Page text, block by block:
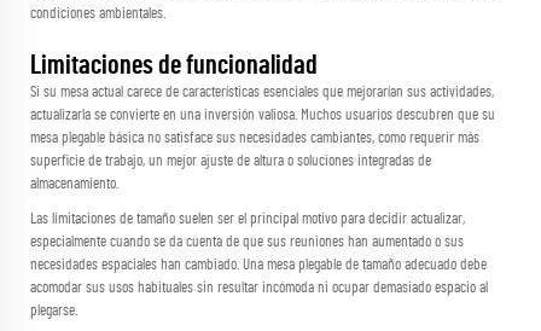
condiciones ambientales.
Limitaciones de funcionalidad
Si su mesa actual carece de características esenciales que mejorarían sus actividades,
actualizarla se convierte en una inversión valiosa. Muchos usuarios descubren que su
mesa plegable básica no satisface sus necesidades cambiantes, como requerir más
superficie de trabajo, un mejor ajuste de altura o soluciones integradas de
almacenamiento.
Las limitaciones de tamaño suelen ser el principal motivo para decidir actualizar,
especialmente cuando se da cuenta de que sus reuniones han aumentado o sus
necesidades espaciales han cambiado. Una mesa plegable de tamaño adecuado debe
acomodar sus usos habituales sin resultar incómoda ni ocupar demasiado espacio al
plegarse.